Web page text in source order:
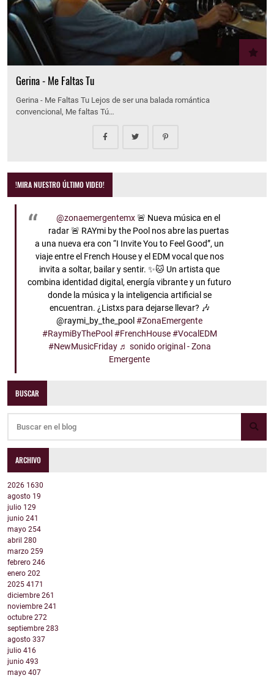
Gerina - Me Faltas Tu
Gerina - Me Faltas Tu Lejos de ser una balada romántica
convencional, Me faltas Tú…
!MIRA NUESTRO ÚLTIMO VIDEO!
@zonaemergentemx🚨 Nueva música en el
radar 🚨 RAYmi by the Pool nos abre las puertas
a una nueva era con “I Invite You to Feel Good”, un
viaje entre el French House y el EDM vocal que nos
invita a soltar, bailar y sentir. ✨🐱 Un artista que
combina identidad digital, energía vibrante y un futuro
donde la música y la inteligencia artificial se
encuentran. ¿Listxs para dejarse llevar? 🎶
@raymi_by_the_pool#ZonaEmergente
#RaymiByThePool #FrenchHouse #VocalEDM
#NewMusicFriday ♬ sonido original - Zona
Emergente
BUSCAR
ARCHIVO
2026 1630
agosto 19
julio 129
junio 241
mayo 254
abril 280
marzo 259
febrero 246
enero 202
2025 4171
diciembre 261
noviembre 241
octubre 272
septiembre 283
agosto 337
julio 416
junio 493
mayo 407